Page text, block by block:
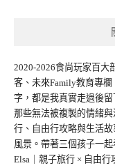
2020-2026食尚玩家百大
客、未來Family教育專
字，都是我真實走過後
那些無法被複製的情緒
行、自由行攻略與生活
風景。帶著三個孩子一
Elsa｜親子旅行 × 自由行